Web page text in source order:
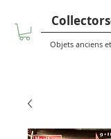
Objets anciens